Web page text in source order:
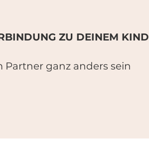
ZU DEINEM KIND
ganz anders sein